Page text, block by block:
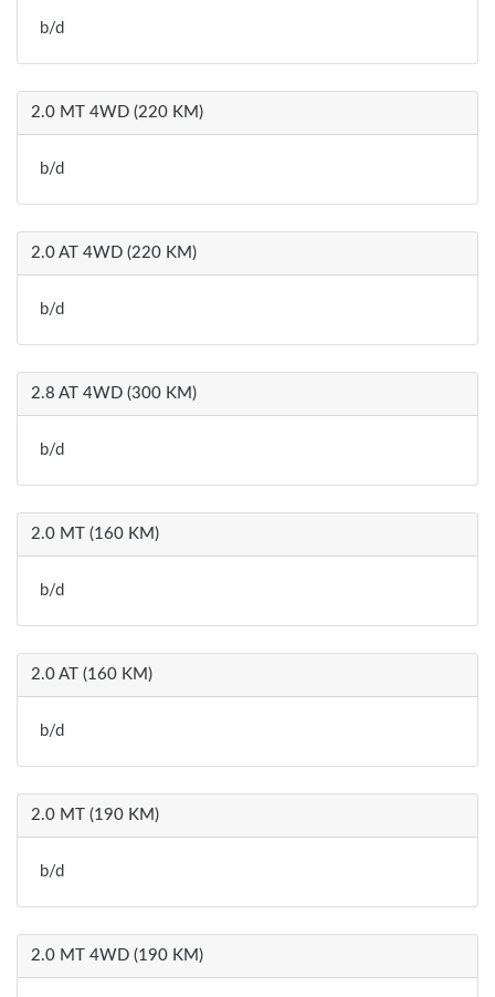
b/d
2.0 MT 4WD (220 KM)
b/d
2.0 AT 4WD (220 KM)
b/d
2.8 AT 4WD (300 KM)
b/d
2.0 MT (160 KM)
b/d
2.0 AT (160 KM)
b/d
2.0 MT (190 KM)
b/d
2.0 MT 4WD (190 KM)